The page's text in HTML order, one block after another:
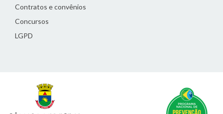
Contratos e convênios
Concursos
LGPD